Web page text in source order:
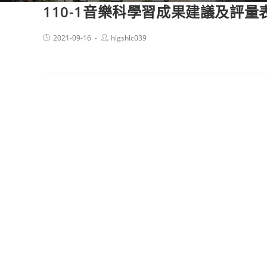
110-1音樂科學習成果建議及評量
Post2021-09-16
Posthlgshlc039